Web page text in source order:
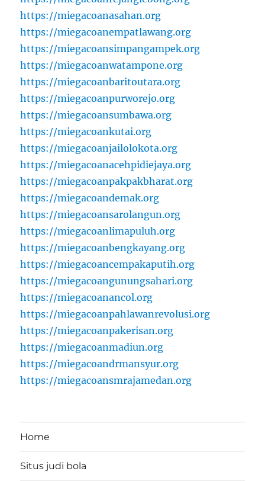
https://miegacoanasahan.org
https://miegacoanempatlawang.org
https://miegacoansimpangampek.org
https://miegacoanwatampone.org
https://miegacoanbaritoutara.org
https://miegacoanpurworejo.org
https://miegacoansumbawa.org
https://miegacoankutai.org
https://miegacoanjailolokota.org
https://miegacoanacehpidiejaya.org
https://miegacoanpakpakbharat.org
https://miegacoandemak.org
https://miegacoansarolangun.org
https://miegacoanlimapuluh.org
https://miegacoanbengkayang.org
https://miegacoancempakaputih.org
https://miegacoangunungsahari.org
https://miegacoanancol.org
https://miegacoanpahlawanrevolusi.org
https://miegacoanpakerisan.org
https://miegacoanmadiun.org
https://miegacoandrmansyur.org
https://miegacoansmrajamedan.org
Home
Situs judi bola